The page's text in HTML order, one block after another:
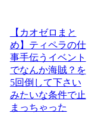
【カオゼロまと
め】ティペラの仕
事手伝うイベント
でなんか海賊？を
5回倒して下さい
みたいな条件で止
まっちゃった